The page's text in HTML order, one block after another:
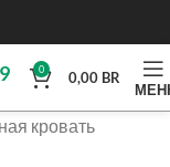
0 0,00 BR
кровать